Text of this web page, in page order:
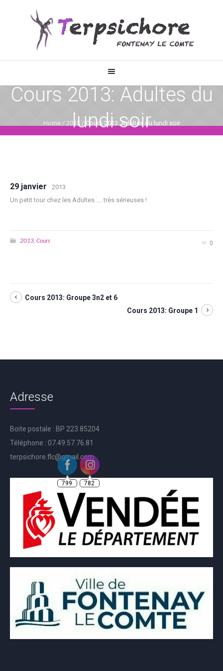
Cours 2013: Adultes du
lundi soir
Home / 2013 /Cours 2013: Adultes du lundi soir
29 janvier
2013
Un petit tour chez les Adultes …. très sérieuses !
0
2013, Cours
Cours 2013: Groupe 3n2 et 6
Cours 2013: Groupe 1
Adresse
Boite postale : BP 223 85204
Téléphone : 07.49.57.76.81
terpsichore.flc@gmail.com
799 782